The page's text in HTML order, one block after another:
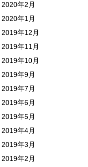
2020年2月
2020年1月
2019年12月
2019年11月
2019年10月
2019年9月
2019年7月
2019年6月
2019年5月
2019年4月
2019年3月
2019年2月